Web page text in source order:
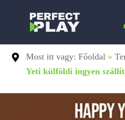
tartalomra
Most itt vagy: Főoldal»
Yeti külföldi ingyen